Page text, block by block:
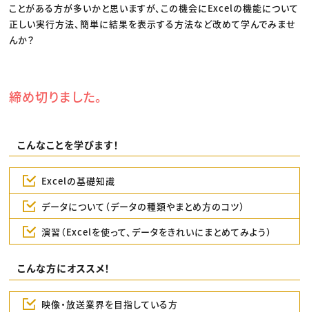
ことがある方が多いかと思いますが、この機会にExcelの機能について
正しい実行方法、簡単に結果を表示する方法など改めて学んでみませ
んか？
締め切りました。
こんなことを学びます！
Excelの基礎知識
データについて（データの種類やまとめ方のコツ）
演習（Excelを使って、データをきれいにまとめてみよう）
こんな方にオススメ！
映像・放送業界を目指している方